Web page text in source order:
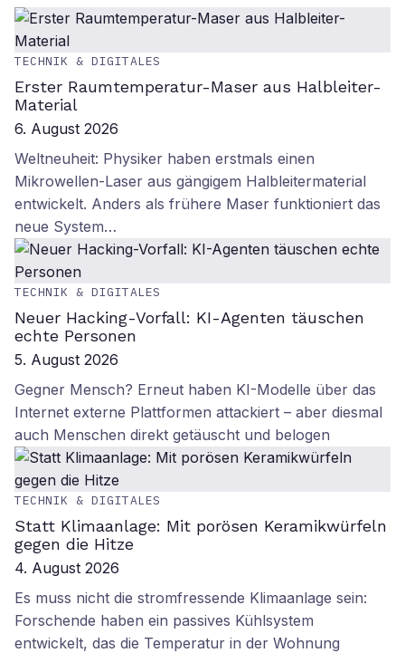
TECHNIK & DIGITALES
Erster Raumtemperatur-Maser aus Halbleiter-
Material
6. August 2026
Weltneuheit: Physiker haben erstmals einen
Mikrowellen-Laser aus gängigem Halbleitermaterial
entwickelt. Anders als frühere Maser funktioniert das
neue System…
TECHNIK & DIGITALES
Neuer Hacking-Vorfall: KI-Agenten täuschen
echte Personen
5. August 2026
Gegner Mensch? Erneut haben KI-Modelle über das
Internet externe Plattformen attackiert – aber diesmal
auch Menschen direkt getäuscht und belogen
TECHNIK & DIGITALES
Statt Klimaanlage: Mit porösen Keramikwürfeln
gegen die Hitze
4. August 2026
Es muss nicht die stromfressende Klimaanlage sein:
Forschende haben ein passives Kühlsystem
entwickelt, das die Temperatur in der Wohnung